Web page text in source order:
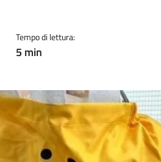
Tempo di lettura:
5 min